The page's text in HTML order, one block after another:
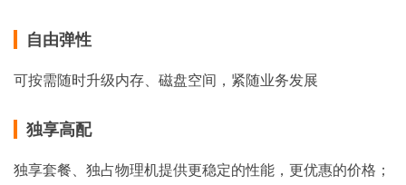
自由弹性
可按需随时升级内存、磁盘空间，紧随业务发展
独享高配
独享套餐、独占物理机提供更稳定的性能，更优惠的价格；